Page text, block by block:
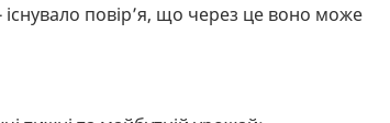
існувало повір’я, що через це воно може